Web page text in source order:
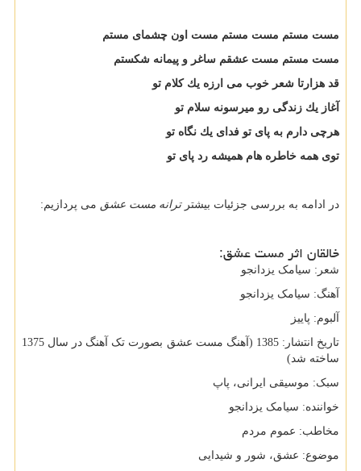
مست مستم مست مستم مست اون چشماى مستم
مست مستم مست عشقم ساغر و پیمانه شكستم
قد هزارتا شعر خوب مى ارزه یك كلام تو
آغاز یك زندگى رو میرسونه سلام تو
هرچى دارم به پاى تو فداى یك نگاه تو
توى همه خاطره هام همیشه رد پاى تو
در ادامه به بررسی جزئیات بیشترترانه مست عشق می پردازیم:
خالقان اثر مست عشق:
شعر: سیامک یزدانجو
آهنگ: سیامک یزدانجو
آلبوم: پاییز
تاریخ انتشار: 1385 (آهنگ مست عشق بصورت تک آهنگ در سال 1375
ساخته شد)
سبک: موسیقی ایرانی، پاپ
خواننده: سیامک یزدانجو
مخاطب: عموم مردم
موضوع: عشق، شور و شیدایی